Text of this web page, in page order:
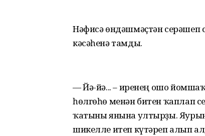
Нәфисә өндәшмәҫтән серәшеп
кәсәһенә тамды.
— Йә-йә... – иренең ошо
һөлгөһө менән битен ҡаплап
ҡатыны янына ултырҙы.
шикелле итеп күтәреп алып